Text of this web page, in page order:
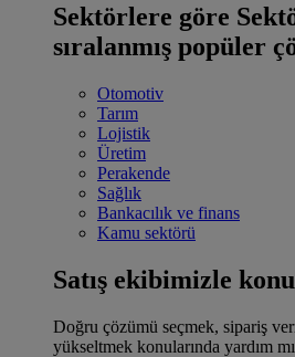
Sektörlere göre
sıralanmış popüler
Otomotiv
Tarım
Lojistik
Üretim
Perakende
Sağlık
Bankacılık ve finans
Kamu sektörü
Satış ekibimizle
Doğru çözümü seçmek, sipariş
yükseltmek konularında yardım